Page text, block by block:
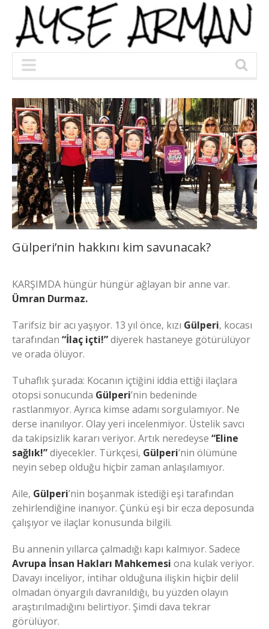
Gülperi’nin hakkını kim savunacak?
KARŞIMDA hüngür hüngür ağlayan bir anne var.
Ümran Durmaz.
Tarifsiz bir acı yaşıyor. 13 yıl önce, kızı Gülperi, kocası
tarafından “İlaç içti!”diyerek hastaneye götürülüyor
ve orada ölüyor.
Tuhaflık şurada: Kocanın içtiğini iddia ettiği ilaçlara
otopsi sonucunda Gülperi’nin bedeninde
rastlanmıyor. Ayrıca kimse adamı sorgulamıyor. Ne
derse inanılıyor. Olay yeri incelenmiyor. Üstelik savcı
da takipsizlik kararı veriyor. Artık neredeyse “Eline
sağlık!”diyecekler. Türkçesi, Gülperi’nin ölümüne
neyin sebep olduğu hiçbir zaman anlaşılamıyor.
Aile, Gülperi’nin boşanmak istediği eşi tarafından
zehirlendiğine inanıyor. Çünkü eşi bir ecza deposunda
çalışıyor ve ilaçlar konusunda bilgili.
Bu annenin yıllarca çalmadığı kapı kalmıyor. Sadece
Avrupa İnsan Hakları Mahkemesi ona kulak veriyor.
Davayı inceliyor, intihar olduğuna ilişkin hiçbir delil
olmadan önyargılı davranıldığı, bu yüzden olayın
araştırılmadığını belirtiyor. Şimdi dava tekrar
görülüyor.